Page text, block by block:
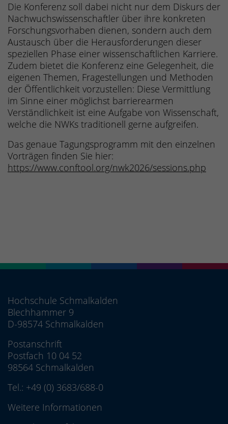
Die Konferenz soll dabei nicht nur dem Diskurs der
Nachwuchswissenschaftler über ihre konkreten
Forschungsvorhaben dienen, sondern auch dem
Austausch über die Herausforderungen dieser
speziellen Phase einer wissenschaftlichen Karriere.
Zudem bietet die Konferenz eine Gelegenheit, die
eigenen Themen, Fragestellungen und Methoden
der Öffentlichkeit vorzustellen: Diese Vermittlung
im Sinne einer möglichst barrierearmen
Verständlichkeit ist eine Aufgabe von Wissenschaft,
welche die NWKs traditionell gerne aufgreifen.
Das genaue Tagungsprogramm mit den einzelnen
Vorträgen finden Sie hier:
https://www.conftool.org/nwk2026/sessions.php
Hochschule Schmalkalden
Blechhammer 9
D-98574 Schmalkalden
Postanschrift
Postfach 10 04 52
98564 Schmalkalden
Tel.: +49 (0) 3683/688-0
Weitere Informationen